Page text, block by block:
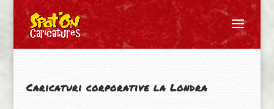
Caricaturi corporative la Londra